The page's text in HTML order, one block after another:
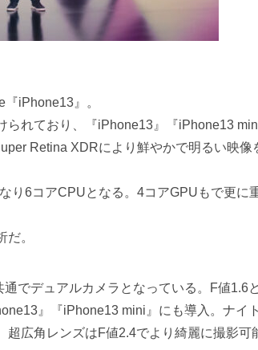
iPhone13』。
れており、『iPhone13』『iPhone13 mini
Retina XDRにより鮮やかで明るい映像
り6コアCPUとなる。4コアGPUもで更に
。
でデュアルカメラとなっている。F値1.6
』『iPhone13 mini』にも導入。ナイ
広角レンズはF値2.4でより綺麗に撮影可